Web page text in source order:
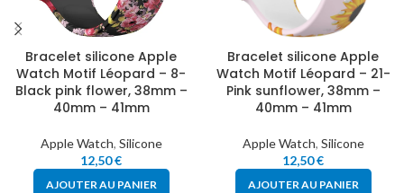
Bracelet silicone Apple
Watch Motif Léopard – 8-
Black pink flower, 38mm –
40mm – 41mm
Apple Watch, Silicone
12,50€
AJOUTER AU PANIER
Bracelet silicone Apple
Watch Motif Léopard – 21-
Pink sunflower, 38mm –
40mm – 41mm
Apple Watch, Silicone
12,50€
AJOUTER AU PANIER